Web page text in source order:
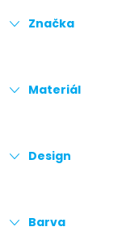
Značka
Materiál
Design
Barva